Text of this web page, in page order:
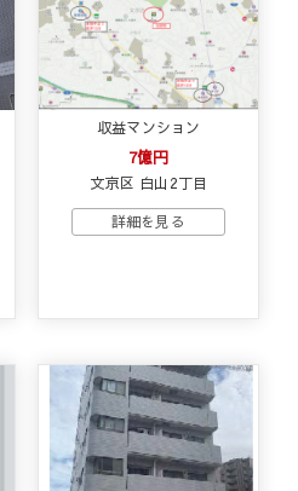
収益マンション
7億円
文京区 白山2丁目